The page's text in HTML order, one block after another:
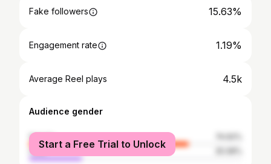
Fake followers 15.63%
Engagement rate 1.19%
Average Reel plays 4.5k
Audience gender
female
male
Start a Free Trial to Unlock